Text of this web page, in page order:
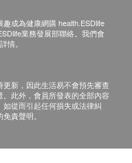
他優惠同享。
務。
檢查或治療等複雜
醫生通常將直接進行
器械費用不包含在
議親屬或者朋友陪
成為健康網購 health.ESDlife
業務發展部聯絡。我們會
情。
新，因此生活易不會預先審查
此外，會員所發表的全部內容
從而引起任何損失或法律糾
責聲明。